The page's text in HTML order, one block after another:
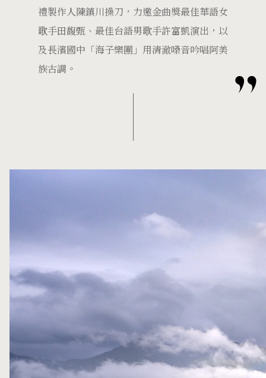
禮製作人陳鎮川操刀，力邀金曲獎最佳華語女
歌手田馥甄、最佳台語男歌手許富凱演出，以
及長濱國中「海子樂團」用清澈嗓音吟唱阿美
族古調。